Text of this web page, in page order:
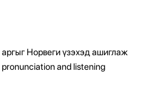
Норвеги үзэхэд ашиглаж
pronunciation and listening